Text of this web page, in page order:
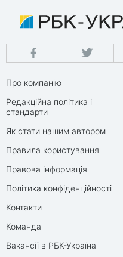
Про компанію
Редакційна політика і
стандарти
Як стати нашим автором
Правила користування
Правова інформація
Політика конфіденційності
Контакти
Команда
Вакансії в РБК-Україна